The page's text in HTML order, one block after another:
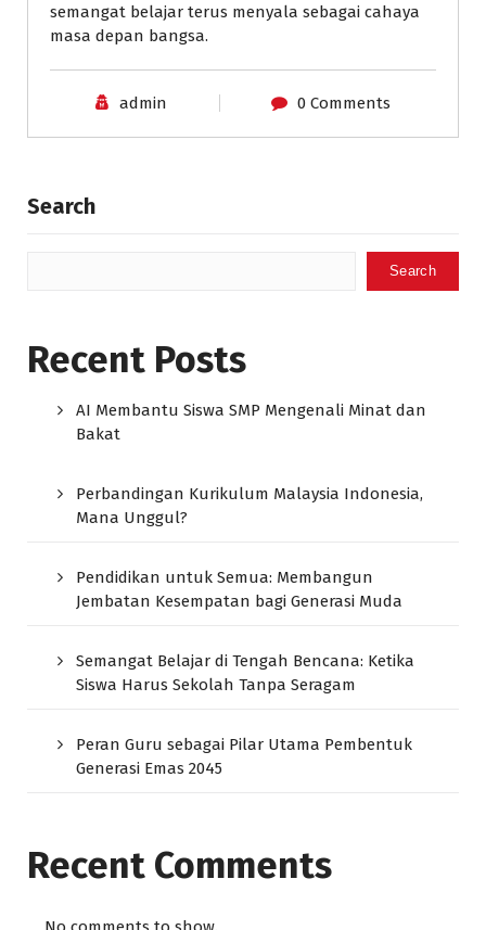
semangat belajar terus menyala sebagai cahaya
masa depan bangsa.
admin 0 Comments
Search
Search
Recent Posts
AI Membantu Siswa SMP Mengenali Minat dan
Bakat
Perbandingan Kurikulum Malaysia Indonesia,
Mana Unggul?
Pendidikan untuk Semua: Membangun
Jembatan Kesempatan bagi Generasi Muda
Semangat Belajar di Tengah Bencana: Ketika
Siswa Harus Sekolah Tanpa Seragam
Peran Guru sebagai Pilar Utama Pembentuk
Generasi Emas 2045
Recent Comments